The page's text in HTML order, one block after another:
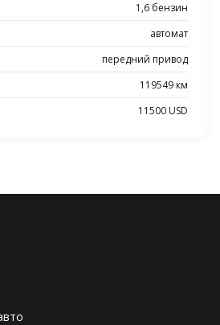
1,6 бензин
автомат
передний привод
119549 км
11500 USD